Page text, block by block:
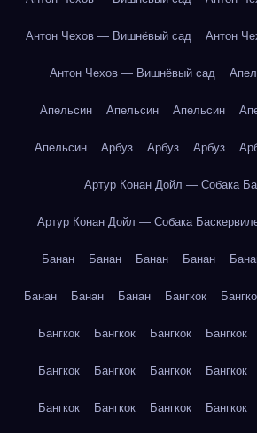
Антон Чехов — Вишнёвый сад Антон
Антон Чехов — Вишнёвый сад
Апельсин Апельсин Апельсин
Апельсин Арбуз Арбуз Арбуз
Артур Конан Дойл — Собака
Артур Конан Дойл — Собака
Банан Банан Банан Банан
Банан Банан Банан Бангкок
Бангкок Бангкок Бангкок Бангкок
Бангкок Бангкок Бангкок Бангкок
Бангкок Бангкок Бангкок Бангкок